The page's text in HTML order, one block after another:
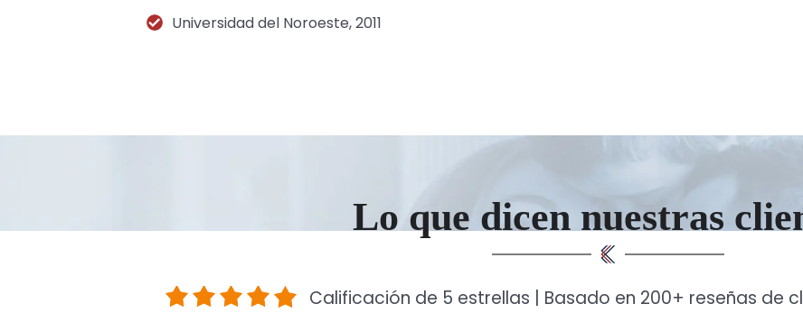
Universidad del Noroeste, 2011
Lo que dicen nuestras
Calificación de 5 estrellas | Basado en 200+ reseñas de